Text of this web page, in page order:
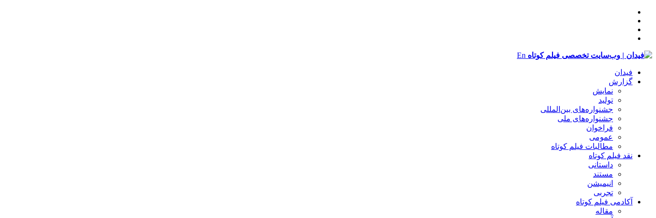
En
فیدان
گزارش
نمایش
تولید
‌‌جشنواره‌های بین‌المللی
جشنواره‌های ملی
فراخوان
عمومی
مطالبات فیلم کوتاه
نقد فیلم کوتاه
داستانی
مستند
انیمیشن
تجربی
آکادمی فیلم کوتاه
مقاله